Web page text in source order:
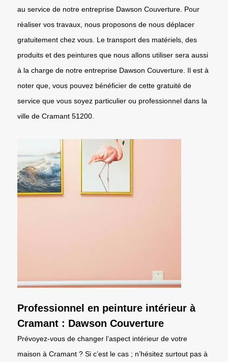
au service de notre entreprise Dawson Couverture. Pour
réaliser vos travaux, nous proposons de nous déplacer
gratuitement chez vous. Le transport des matériels, des
produits et des peintures que nous allons utiliser sera aussi
à la charge de notre entreprise Dawson Couverture. Il est à
noter que, vous pouvez bénéficier de cette gratuité de
service que vous soyez particulier ou professionnel dans la
ville de Cramant 51200.
Professionnel en peinture intérieur à
Cramant : Dawson Couverture
Prévoyez-vous de changer l’aspect intérieur de votre
maison à Cramant ? Si c’est le cas ; n’hésitez surtout pas à